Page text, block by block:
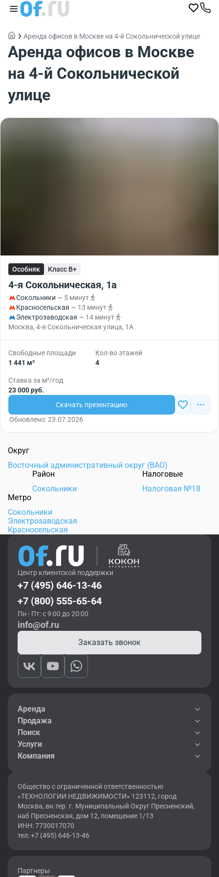
Аренда офисов в Москве на 4-й Сокольнической улице
Аренда офисов в Москве
на 4-й Сокольнической
улице
Особняк Класс B+
4-я Сокольническая, 1а
Сокольники ~ 5 минут
Красносельская ~ 13 минут
Электрозаводская ~ 14 минут
Москва, 4-я Сокольническая улица, 1А
Свободные площади
1 441 м²
Кол-во этажей
4
Ставка за м²/год
23 000 руб.
Скачать презентацию
Обновлено: 23.07.2026
Округ
Восточный административный округ (ВАО)
Район
Сокольники
Налоговые
Налоговая №18
Метро
Сокольники
Электрозаводская
Красносельская
Центр клиентской поддержки
+7 (495) 646-13-46
+7 (800) 555-65-64
Пн - Пт: с 9:00 до 20:00
info@of.ru
Заказать звонок
Аренда
Продажа
Поиск
Услуги
Компания
Общество с ограниченной ответственностью
«ТЕХНОЛОГИИ НЕДВИЖИМОСТИ» 123112, город
Москва, вн.тер. г. Муниципальный Округ Пресненский,
наб Пресненская, дом 12, помещение 1/13
ИНН: 7730017070
тел: +7 (495) 646-13-46
Партнеры